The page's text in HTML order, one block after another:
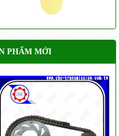
PHẨM MỚI